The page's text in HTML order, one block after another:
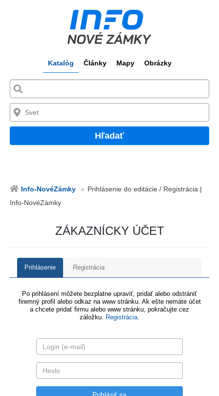
Katalóg Články Mapy Obrázky
Hľadať
Info-NovéZámky
Prihlásenie do editácie / Registrácia |
Info-NovéZámky
ZÁKAZNÍCKY ÚČET
Prihlásenie Registrácia
Po prihlásení môžete bezplatne upraviť, pridať alebo odstrániť
firemný profil alebo odkaz na www stránku. Ak ešte nemáte účet
a chcete pridať firmu alebo www stránku, pokračujte cez
záložku. Registrácia.